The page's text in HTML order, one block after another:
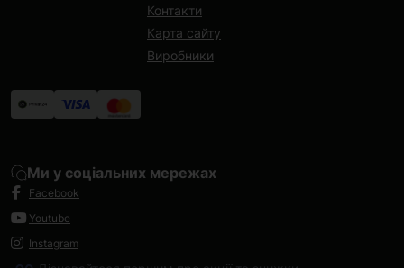
Контакти
Карта сайту
Виробники
Ми у соціальних мережах
Facebook
Youtube
Instagram